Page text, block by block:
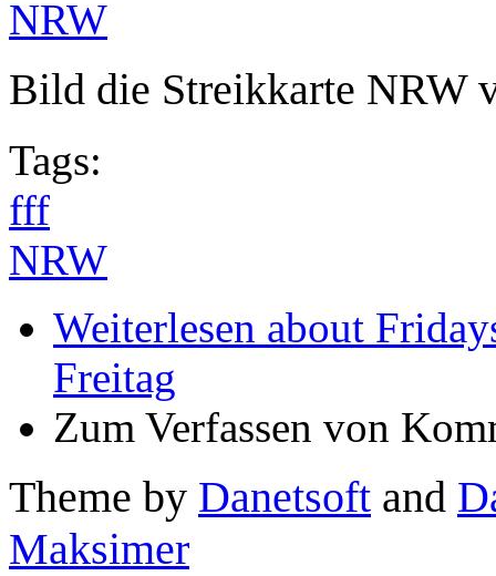
Bild die Streikkarte NRW
Tags:
fff
NRW
Weiterlesen about
Freitag
Zum Verfassen von
Theme by Danetsoft and
Maksimer